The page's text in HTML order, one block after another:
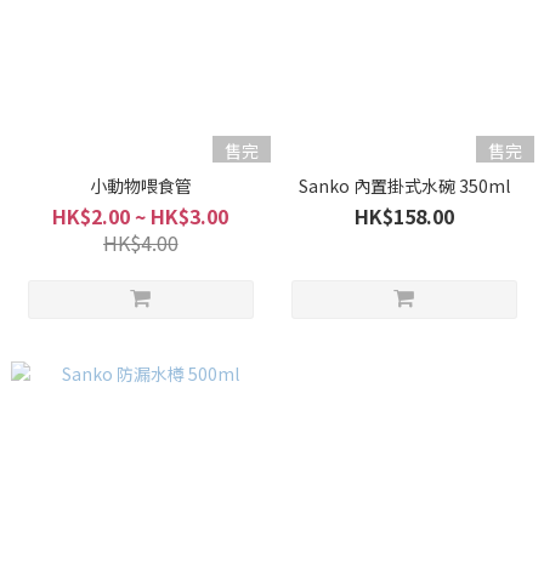
售完
小動物喂食管
HK$2.00 ~ HK$3.00
HK$4.00
售完
Sanko 內置掛式水碗 350ml
HK$158.00